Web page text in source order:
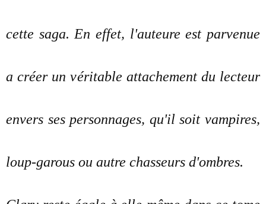
cette saga. En effet, l'auteure est parvenue
a créer un véritable attachement du lecteur
envers ses personnages, qu'il soit vampires,
loup-garous ou autre chasseurs d'ombres.